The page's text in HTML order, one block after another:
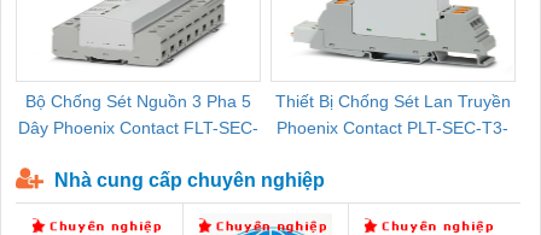
Bộ Chống Sét Nguồn 3 Pha 5
Dây Phoenix Contact FLT-SEC-
Thiết Bị Chống Sét Lan Truyền
Phoenix Contact PLT-SEC-T3-
Nhà cung cấp chuyên nghiệp